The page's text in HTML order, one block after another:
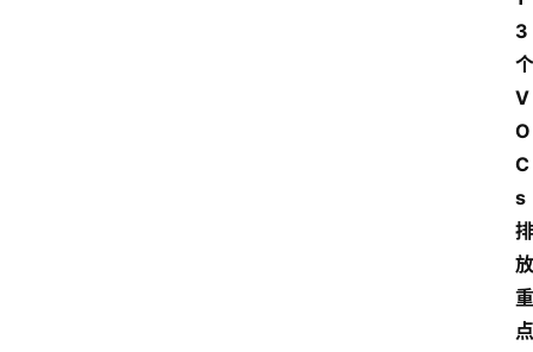
3
个
V
O
C
s
排
放
重
点